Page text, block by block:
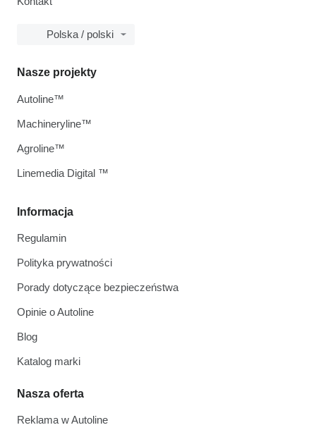
Polska / polski
Informacja
Regulamin
Polityka prywatności
Porady dotyczące bezpieczeństwa
Opinie o Autoline
Blog
Katalog marki
Nasza oferta
Reklama w Autoline
Nasze projekty
Autoline™
Machineryline™
Agroline™
Linemedia Digital ™